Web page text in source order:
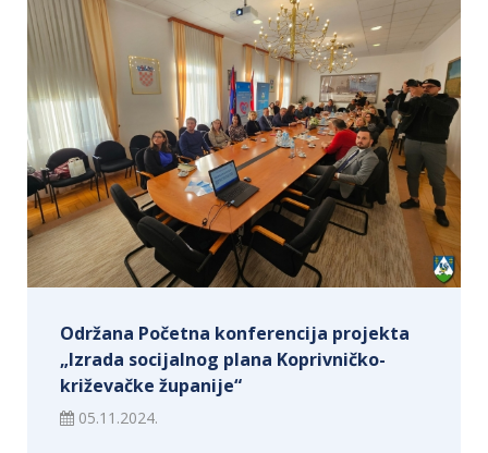
Održana Početna konferencija projekta
„Izrada socijalnog plana Koprivničko-
križevačke županije“
05.11.2024.